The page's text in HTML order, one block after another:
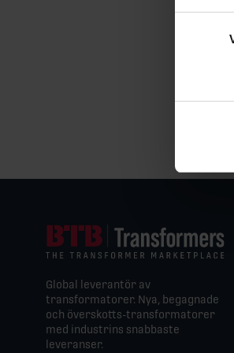
för
Global leverantör av
transformatorer. Nya, begagnade
och överskotts-transformatorer
med industrins snabbaste
leveranser.